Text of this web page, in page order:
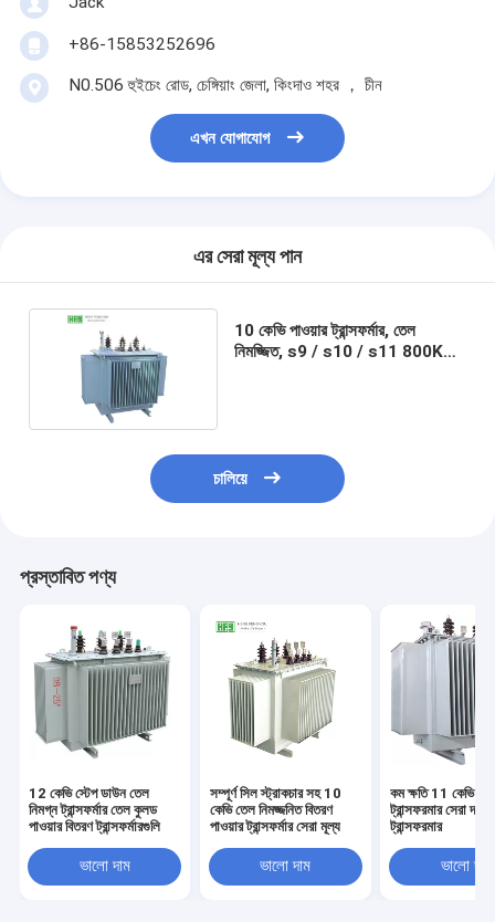
+86-15853252696
N0.506 হুইচেং রোড, চেঙ্গিয়াং জেলা, কিংদাও শহর ， চীন
এখন যোগাযোগ
এর সেরা মূল্য পান
10 কেভি পাওয়ার ট্রান্সফর্মার, তেল
নিমজ্জিত, s9 / s10 / s11 800KVA
চালিয়ে
প্রস্তাবিত পণ্য
12 কেভি স্টেপ ডাউন তেল
নিমগ্ন ট্রান্সফর্মার তেল কুলড
পাওয়ার বিতরণ ট্রান্সফর্মারগুলি
ভালো দাম
সম্পূর্ণ সিল স্ট্রাকচার সহ 10
কেভি তেল নিমজ্জনিত বিতরণ
পাওয়ার ট্রান্সফর্মার সেরা মূল্য
ভালো দাম
কম ক্ষতি 11 কেভি
ট্রান্সফরমার সেরা দাম
ট্রান্সফরমার
ভালো দাম